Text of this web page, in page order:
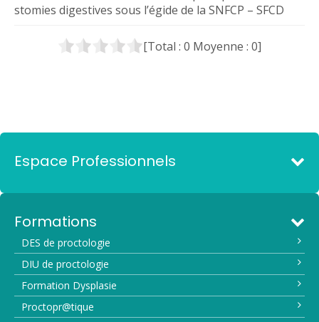
stomies digestives sous l’égide de la SNFCP – SFCD
[Total : 0 Moyenne : 0]
Espace Professionnels
Formations
DES de proctologie
DIU de proctologie
Formation Dysplasie
Proctopr@tique